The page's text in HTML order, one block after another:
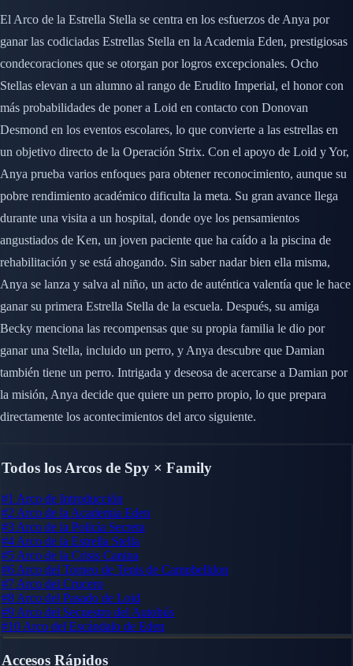
El Arco de la Estrella Stella se centra en los esfuerzos de Anya por
ganar las codiciadas Estrellas Stella en la Academia Eden, prestigiosas
condecoraciones que se otorgan por logros excepcionales. Ocho
Stellas elevan a un alumno al rango de Erudito Imperial, el honor con
más probabilidades de poner a Loid en contacto con Donovan
Desmond en los eventos escolares, lo que convierte a las estrellas en
un objetivo directo de la Operación Strix. Con el apoyo de Loid y Yor,
Anya prueba varios enfoques para obtener reconocimiento, aunque su
pobre rendimiento académico dificulta la meta. Su gran avance llega
durante una visita a un hospital, donde oye los pensamientos
angustiados de Ken, un joven paciente que ha caído a la piscina de
rehabilitación y se está ahogando. Sin saber nadar bien ella misma,
Anya se lanza y salva al niño, un acto de auténtica valentía que le hace
ganar su primera Estrella Stella de la escuela. Después, su amiga
Becky menciona las recompensas que su propia familia le dio por
ganar una Stella, incluido un perro, y Anya descubre que Damian
también tiene un perro. Intrigada y deseosa de acercarse a Damian por
la misión, Anya decide que quiere un perro propio, lo que prepara
directamente los acontecimientos del arco siguiente.
Todos los Arcos de Spy × Family
#1 Arco de Introducción
#2 Arco de la Academia Eden
#3 Arco de la Policía Secreta
#4 Arco de la Estrella Stella
#5 Arco de la Crisis Canina
#6 Arco del Torneo de Tenis de Campbelldon
#7 Arco del Crucero
#8 Arco del Pasado de Loid
#9 Arco del Secuestro del Autobús
#10 Arco del Escándalo de Eden
Accesos Rápidos